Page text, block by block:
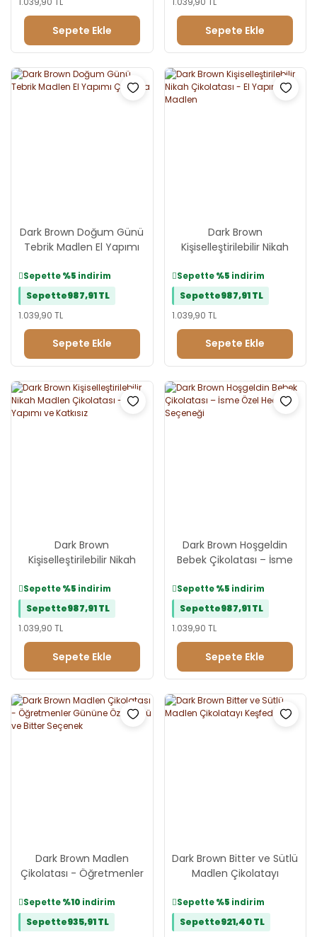
Sepete Ekle Sepete Ekle
Dark Brown Doğum Günü
Tebrik Madlen El Yapımı
Sepette%5 indirim
Sepette987,91 TL
1.039,90 TL
Sepete Ekle
Dark Brown
Kişiselleştirilebilir Nikah
Madlen
Sepette%5 indirim
Sepette987,91 TL
1.039,90 TL
Sepete Ekle
Dark Brown
Kişiselleştirilebilir Nikah
Yapımı ve Katkısız
Sepette%5 indirim
Sepette987,91 TL
1.039,90 TL
Sepete Ekle
Dark Brown Hoşgeldin
Bebek Çikolatası – İsme
Sepette%5 indirim
Sepette987,91 TL
1.039,90 TL
Sepete Ekle
Dark Brown Madlen
Çikolatası - Öğretmenler
Bitter Seçenek
Sepette%10 indirim
Sepette935,91 TL
Dark Brown Bitter ve Sütlü
Madlen Çikolatayı
Sepette%5 indirim
Sepette921,40 TL